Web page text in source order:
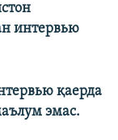
интервью
қаерда
эмас.